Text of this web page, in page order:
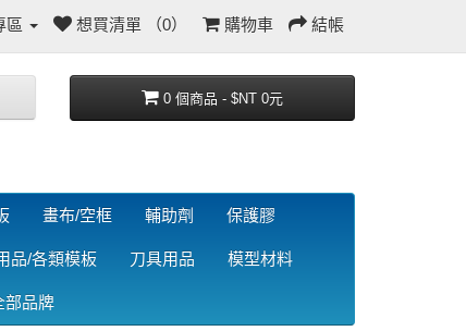
區 想買清單 （0） 購物車 結帳
0 個商品 - $NT 0元
畫布/空框 輔助劑 保護膠
品/各類模板 刀具用品 模型材料
部品牌